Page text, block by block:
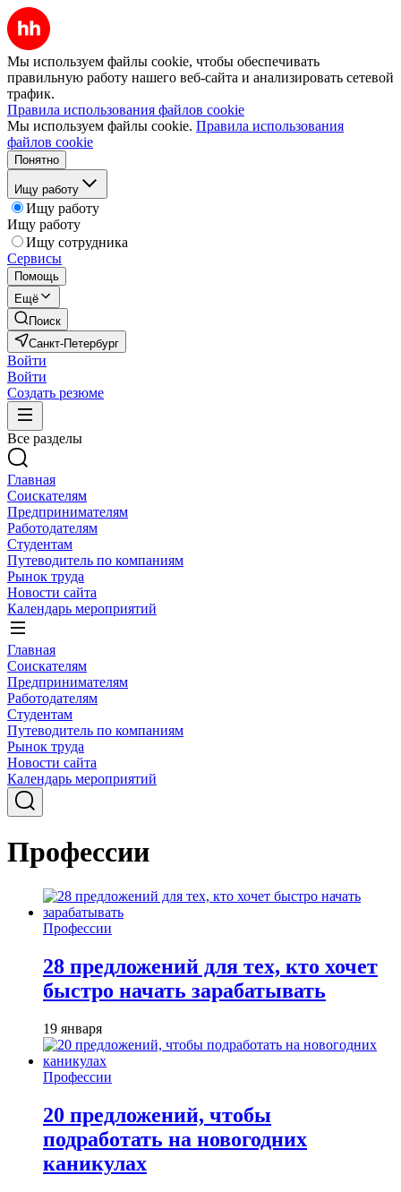
Мы используем файлы cookie, чтобы обеспечивать
правильную работу нашего веб-сайта и анализировать сетевой
трафик.
Правила использования файлов cookie
Мы используем файлы cookie. Правила использования
файлов cookie
Понятно
Ищу работу
Ищу работу
Ищу работу
Ищу сотрудника
Сервисы
Помощь
Ещё
Поиск
Санкт-Петербург
Войти
Войти
Создать резюме
Все разделы
Главная
Соискателям
Предпринимателям
Работодателям
Студентам
Путеводитель по компаниям
Рынок труда
Новости сайта
Календарь мероприятий
Главная
Соискателям
Предпринимателям
Работодателям
Студентам
Путеводитель по компаниям
Рынок труда
Новости сайта
Календарь мероприятий
Профессии
Профессии
28 предложений для тех, кто хочет
быстро начать зарабатывать
19 января
Профессии
20 предложений, чтобы
подработать на новогодних
каникулах